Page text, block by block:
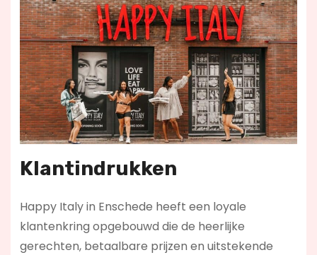
Klantindrukken
Happy Italy in Enschede heeft een loyale
klantenkring opgebouwd die de heerlijke
gerechten, betaalbare prijzen en uitstekende